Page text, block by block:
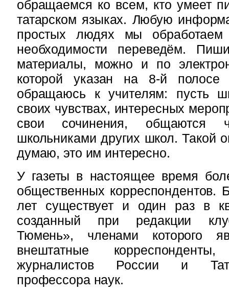
обращаемся ко всем, кто умеет
татарском языках. Любую
простых людях мы
необходимости переведём.
материалы, можно и по
которой указан на 8-й полосе
обращаюсь к учителям: пусть
своих чувствах, интересных
свои сочинения, общаются
школьниками других школ. Такой
думаю, это им интересно.
У газеты в настоящее время
общественных корреспондентов.
лет существует и один раз в
созданный при редакции
Тюмень», членами которого
внештатные
журналистов России и
профессора наук.